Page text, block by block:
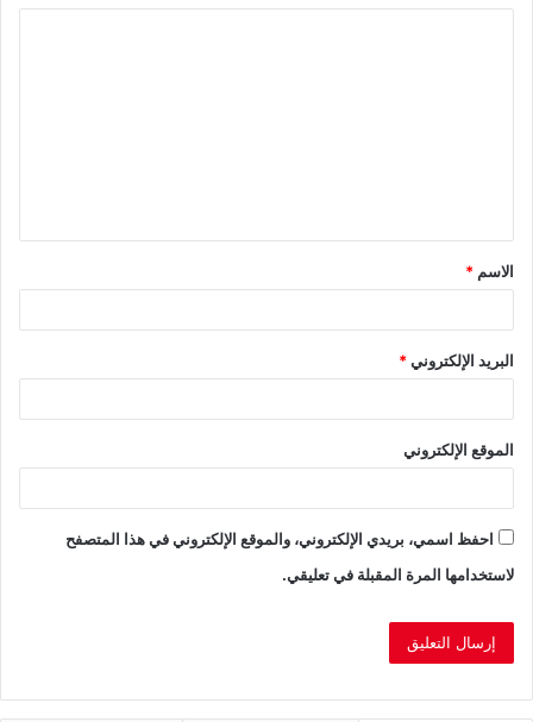
ق
*
الاسم *
البريد الإلكتروني*
الموقع الإلكتروني
احفظ اسمي، بريدي الإلكتروني، والموقع الإلكتروني في هذا المتصفح
لاستخدامها المرة المقبلة في تعليقي.